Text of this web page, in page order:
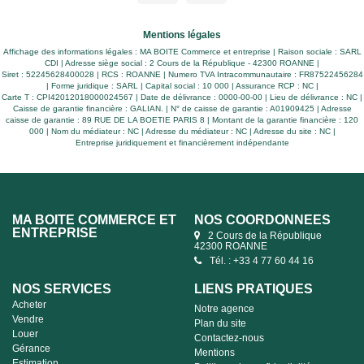
Mentions légales
Affichage des informations légales : MA BOITE Commerce et entreprise | Raison sociale : SARL
CDI | Adresse siège social : 2 Cours de la République - 42300 ROANNE |
Siret : 52245628400028 | RCS : ROANNE | Numero TVA Intracommunautaire : FR87522456284
| Forme juridique : SARL | Capital social : 10 000 | Assurance RCP : NC |
Carte T : CPI42012018000024567 | Date de délivrance : 0000-00-00 | Lieu de délivrance : NC |
Caisse de garantie financière : GALIAN. | N° de caisse de garantie : A01909425 | Adresse
caisse de garantie : 89 RUE DE LA BOETIE PARIS 8 | Montant de la garantie financière : 120
000 | Nom du médiateur : NC | Adresse du médiateur : NC | Adresse du site : NC |
Entreprise juridiquement et financièrement indépendante
MA BOITE COMMERCE ET
ENTREPRISE
NOS COORDONNÉES
2 Cours de la République
42300 ROANNE
Tél. : +33 4 77 60 44 16
NOS SERVICES
Acheter
Vendre
Louer
Gérance
LIENS PRATIQUES
Notre agence
Plan du site
Contactez-nous
Mentions